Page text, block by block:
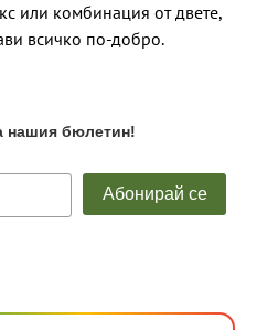
или комбинация от двете,
всичко по-добро.